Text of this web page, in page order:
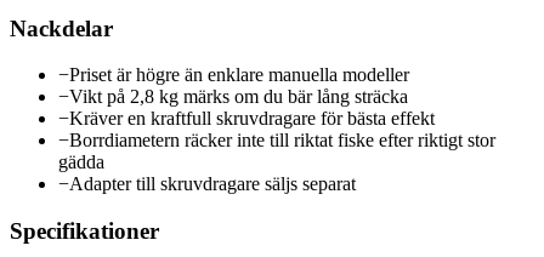
Nackdelar
−Priset är högre än enklare manuella modeller
−Vikt på 2,8 kg märks om du bär lång sträcka
−Kräver en kraftfull skruvdragare för bästa effekt
−Borrdiametern räcker inte till riktat fiske efter riktigt stor
gädda
−Adapter till skruvdragare säljs separat
Specifikationer